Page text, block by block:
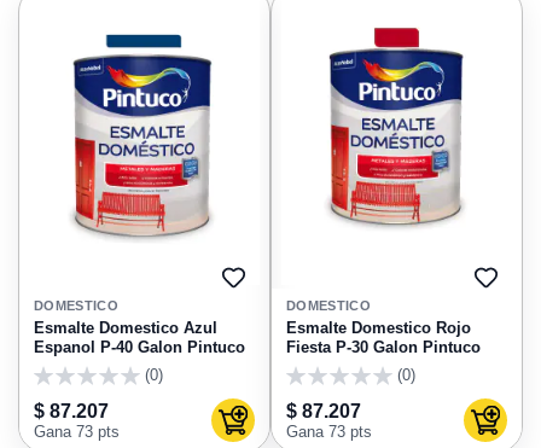
AGREGAR
FAVORITOS
DOMESTICO
Esmalte Domestico Azul
Espanol P-40 Galon Pintuco
(0)
$ 87.207
Gana 73 pts Agregar al carrito
DOMESTICO
Esmalte Domestico Rojo
Fiesta P-30 Galon Pintuco
(0)
$ 87.207
Gana 73 pts